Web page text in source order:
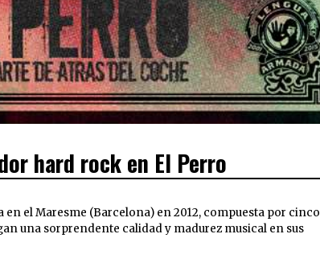
hard rock en El Perro
el Maresme (Barcelona) en 2012, compuesta por cinco
una sorprendente calidad y madurez musical en sus